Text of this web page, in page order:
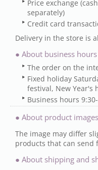
Price exchange
separately)
Credit card
Delivery in the store is
● About business hours
The order on the
Fixed holiday
festival, New Year's
Business hours
● About product images
The image may differ
products that can send
● About shipping and